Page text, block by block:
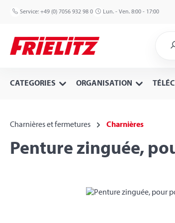
to main content
Skip to search
Skip to main navigation
Service: +49 (0) 7056 932 98 0 Lun. - Ven. 8:00 - 17:00
CATEGORIES ORGANISATION
Charnières et fermetures Charnières
Penture zinguée,